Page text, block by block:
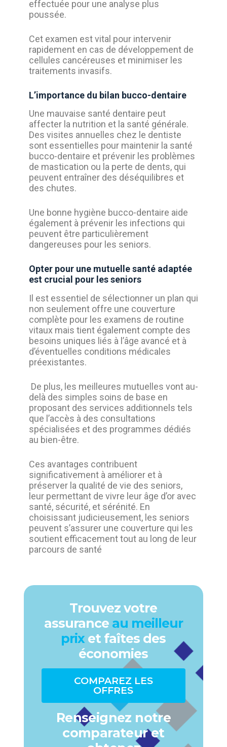
effectuée pour une analyse plus
poussée.
Cet examen est vital pour intervenir
rapidement en cas de développement de
cellules cancéreuses et minimiser les
traitements invasifs.
L’importance du bilan bucco-dentaire
Une mauvaise santé dentaire peut
affecter la nutrition et la santé générale.
Des visites annuelles chez le dentiste
sont essentielles pour maintenir la santé
bucco-dentaire et prévenir les problèmes
de mastication ou la perte de dents, qui
peuvent entraîner des déséquilibres et
des chutes.
Une bonne hygiène bucco-dentaire aide
également à prévenir les infections qui
peuvent être particulièrement
dangereuses pour les seniors.
Opter pour une mutuelle santé adaptée
est crucial pour les seniors
Il est essentiel de sélectionner un plan qui
non seulement offre une couverture
complète pour les examens de routine
vitaux mais tient également compte des
besoins uniques liés à l’âge avancé et à
d’éventuelles conditions médicales
préexistantes.
De plus, les meilleures mutuelles vont au-
delà des simples soins de base en
proposant des services additionnels tels
que l’accès à des consultations
spécialisées et des programmes dédiés
au bien-être.
Ces avantages contribuent
significativement à améliorer et à
préserver la qualité de vie des seniors,
leur permettant de vivre leur âge d’or avec
santé, sécurité, et sérénité. En
choisissant judicieusement, les seniors
peuvent s’assurer une couverture qui les
soutient efficacement tout au long de leur
parcours de santé
Trouvez votre
assurance au meilleur
prix et faîtes des
économies
COMPAREZ LES
OFFRES
Renseignez notre
comparateur et